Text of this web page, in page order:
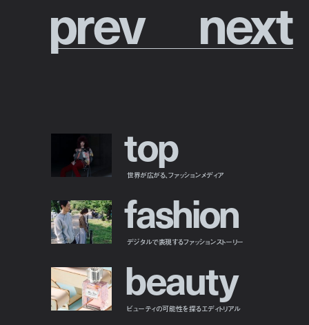
prev next
top
世界が広がる、ファッションメディア
fashion
デジタルで表現するファッションストーリー
beauty
ビューティの可能性を探るエディトリアル